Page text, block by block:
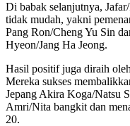
Di babak selanjutnya,
tidak mudah, yakni
Pang Ron/Cheng Yu Sin
Hyeon/Jang Ha Jeong.
Hasil positif juga diraih
Mereka sukses
Jepang Akira Koga/Natsu
Amri/Nita bangkit dan
20.